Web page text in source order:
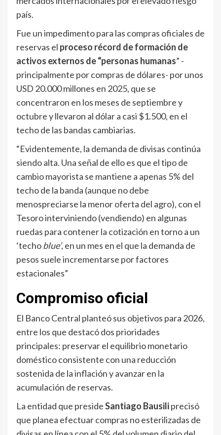
país.
Fue un impedimento para las compras oficiales de
reservas el proceso récord de formación de
activos externos de “personas humanas” -
principalmente por compras de dólares- por unos
USD 20.000 millones en 2025, que se
concentraron en los meses de septiembre y
octubre y llevaron al dólar a casi $1.500, en el
techo de las bandas cambiarias.
“Evidentemente, la demanda de divisas continúa
siendo alta. Una señal de ello es que el tipo de
cambio mayorista se mantiene a apenas 5% del
techo de la banda (aunque no debe
menospreciarse la menor oferta del agro), con el
Tesoro interviniendo (vendiendo) en algunas
ruedas para contener la cotización en torno a un
‘techoblue’, en un mes en el que la demanda de
pesos suele incrementarse por factores
estacionales”
Compromiso oficial
El Banco Central planteó sus objetivos para 2026,
entre los que destacó dos prioridades
principales: preservar el equilibrio monetario
doméstico consistente con una reducción
sostenida de la inflación y avanzar en la
acumulación de reservas.
La entidad que presideSantiago Bausiliprecisó
que planea efectuar compras no esterilizadas de